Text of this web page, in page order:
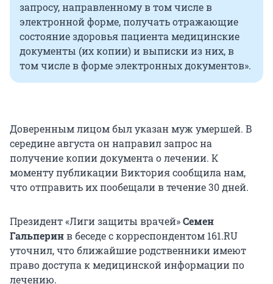
запросу, направленному в том числе в
электронной форме, получать отражающие
состояние здоровья пациента медицинские
документы (их копии) и выписки из них, в
том числе в форме электронных документов».
Доверенным лицом был указан муж умершей. В
середине августа он направил запрос на
получение копии документа о лечении. К
моменту публикации Виктория сообщила нам,
что отправить их пообещали в течение 30 дней.
Президент «Лиги защиты врачей»Семен
Гальперинв беседе с корреспондентом 161.RU
уточнил, что ближайшие родственники имеют
право доступа к медицинской информации по
лечению.